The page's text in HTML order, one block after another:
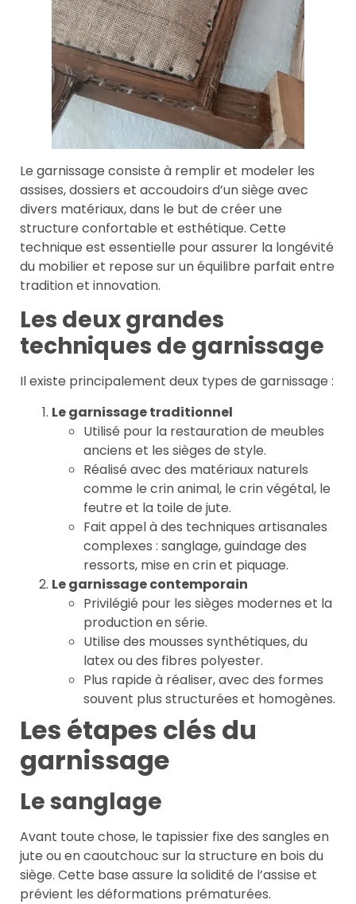
Le garnissage consiste à remplir et modeler les
assises, dossiers et accoudoirs d’un siège avec
divers matériaux, dans le but de créer une
structure confortable et esthétique. Cette
technique est essentielle pour assurer la longévité
du mobilier et repose sur un équilibre parfait entre
tradition et innovation.
Les deux grandes
techniques de garnissage
Il existe principalement deux types de garnissage :
Le garnissage traditionnel
Utilisé pour la restauration de meubles
anciens et les sièges de style.
Réalisé avec des matériaux naturels
comme le crin animal, le crin végétal, le
feutre et la toile de jute.
Fait appel à des techniques artisanales
complexes : sanglage, guindage des
ressorts, mise en crin et piquage.
Le garnissage contemporain
Privilégié pour les sièges modernes et la
production en série.
Utilise des mousses synthétiques, du
latex ou des fibres polyester.
Plus rapide à réaliser, avec des formes
souvent plus structurées et homogènes.
Les étapes clés du
garnissage
Le sanglage
Avant toute chose, le tapissier fixe des sangles en
jute ou en caoutchouc sur la structure en bois du
siège. Cette base assure la solidité de l’assise et
prévient les déformations prématurées.